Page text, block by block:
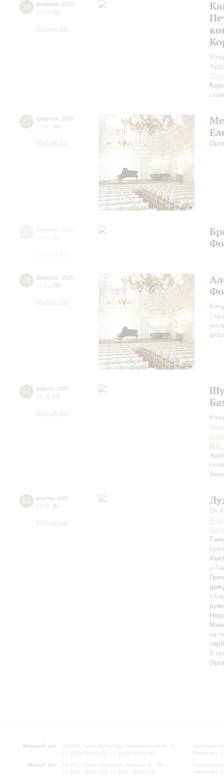
26 февраля 2025
19:00 Ср
Малый зал
27 февраля 2025
19:00 Чт
Малый зал
28 февраля 2025
19:00 Пт
Малый зал
01 марта
2025
19:00 Сб
Малый зал
И.С.
02 марта
2025
15:00 Вс
Малый зал
От
Acid
на
В
Большой зал:
191186, Санкт-Петербург, Михайловская ул., 2
+7 (812) 240-01-00, +7 (812) 240-01-80
Малый зал:
191011, Санкт-Петербург, Невский пр., 30
+7 (812) 240-01-00, +7 (812) 240-01-70
Часы
Перерыв с
Часы
Перерыв с